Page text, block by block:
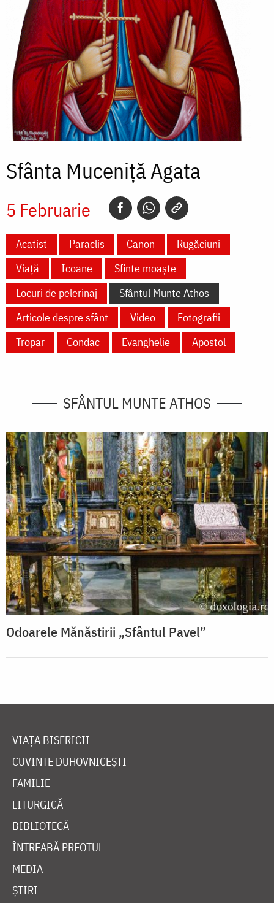
Sfânta Muceniță Agata
5 Februarie
Acatist Paraclis Canon
Rugăciuni
Viață
Icoane
Sfinte moaște
Locuri de pelerinaj
Sfântul Munte Athos
Articole despre sfânt
Video
Fotografii
Tropar
Condac Evanghelie Apostol
SFÂNTUL MUNTE ATHOS
Odoarele Mănăstirii „Sfântul Pavel”
VIAȚA BISERICII
CUVINTE DUHOVNICEȘTI
FAMILIE
LITURGICĂ
BIBLIOTECĂ
ÎNTREABĂ PREOTUL
MEDIA
ȘTIRI